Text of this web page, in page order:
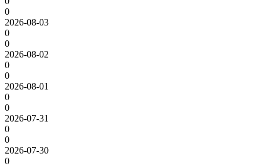
0
2026-08-03
0
0
2026-08-02
0
0
2026-08-01
0
0
2026-07-31
0
0
2026-07-30
0